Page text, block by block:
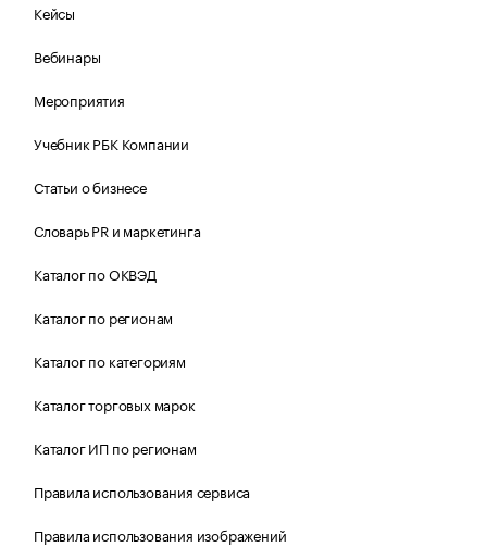
Кейсы
Вебинары
Мероприятия
Учебник РБК Компании
Статьи о бизнесе
Словарь PR и маркетинга
Каталог по ОКВЭД
Каталог по регионам
Каталог по категориям
Каталог торговых марок
Каталог ИП по регионам
Правила использования сервиса
Правила использования изображений